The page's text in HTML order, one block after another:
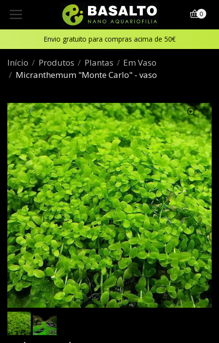
Envio gratuito para compras acima de 50€
0
Início Produtos Plantas
Em Vaso
Micranthemum "Monte Carlo" - vaso